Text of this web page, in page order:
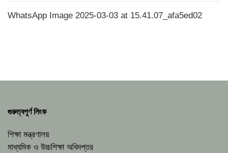
WhatsApp Image 2025-03-03 at 15.41.07_afa5ed02
গুরুত্বপূর্ণ লিংক
শিক্ষা মন্ত্রণালয়
মাধ্যমিক ও উচ্চশিক্ষা অধিদপ্তর